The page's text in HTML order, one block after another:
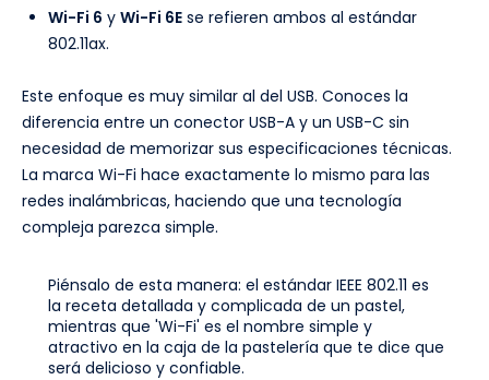
Wi-Fi 6 y Wi-Fi 6E se refieren ambos al estándar
802.11ax.
Este enfoque es muy similar al del USB. Conoces la
diferencia entre un conector USB-A y un USB-C sin
necesidad de memorizar sus especificaciones técnicas.
La marca Wi-Fi hace exactamente lo mismo para las
redes inalámbricas, haciendo que una tecnología
compleja parezca simple.
Piénsalo de esta manera: el estándar IEEE 802.11 es
la receta detallada y complicada de un pastel,
mientras que 'Wi-Fi' es el nombre simple y
atractivo en la caja de la pastelería que te dice que
será delicioso y confiable.